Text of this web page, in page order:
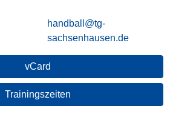
handball@tg-
sachsenhausen.de
vCard
Trainingszeiten